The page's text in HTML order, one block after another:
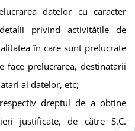
datelor cu caracter
privind activitățile de
în care sunt prelucrate
face prelucrarea, destinatarii
ai datelor, etc;
dreptul de a obține
justificate, de către S.C.